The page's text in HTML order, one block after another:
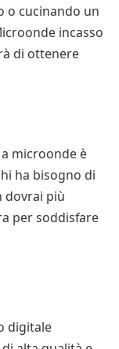
o cucinando un
incasso
di ottenere
microonde è
ha bisogno di
dovrai più
per soddisfare
digitale